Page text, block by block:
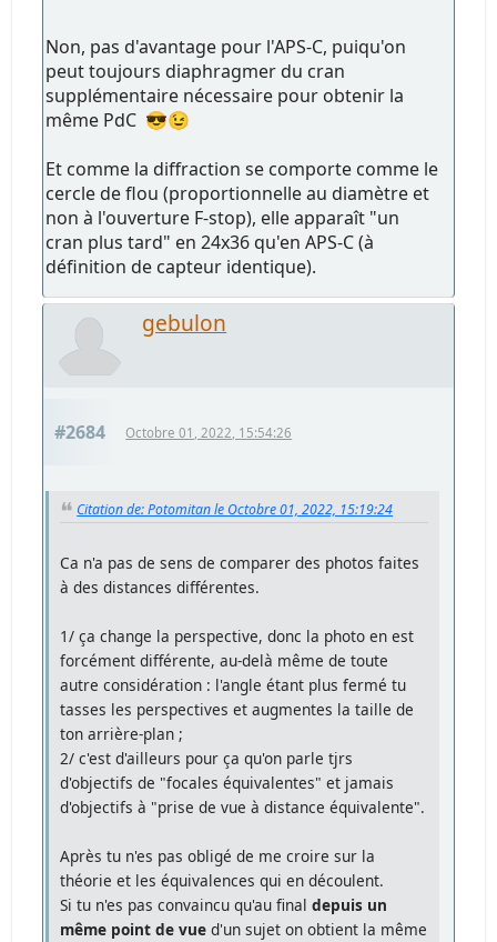
Non, pas d'avantage pour l'APS-C, puiqu'on
peut toujours diaphragmer du cran
supplémentaire nécessaire pour obtenir la
même PdC 😎😉
Et comme la diffraction se comporte comme le
cercle de flou (proportionnelle au diamètre et
non à l'ouverture F-stop), elle apparaît "un
cran plus tard" en 24x36 qu'en APS-C (à
définition de capteur identique).
gebulon
#2684 Octobre 01, 2022, 15:54:26
Citation de: Potomitan le Octobre 01, 2022, 15:19:24
Ca n'a pas de sens de comparer des photos faites
à des distances différentes.
1/ ça change la perspective, donc la photo en est
forcément différente, au-delà même de toute
autre considération : l'angle étant plus fermé tu
tasses les perspectives et augmentes la taille de
ton arrière-plan ;
2/ c'est d'ailleurs pour ça qu'on parle tjrs
d'objectifs de "focales équivalentes" et jamais
d'objectifs à "prise de vue à distance équivalente".
Après tu n'es pas obligé de me croire sur la
théorie et les équivalences qui en découlent.
Si tu n'es pas convaincu qu'au finaldepuis un
même point de vue d'un sujet on obtient la même